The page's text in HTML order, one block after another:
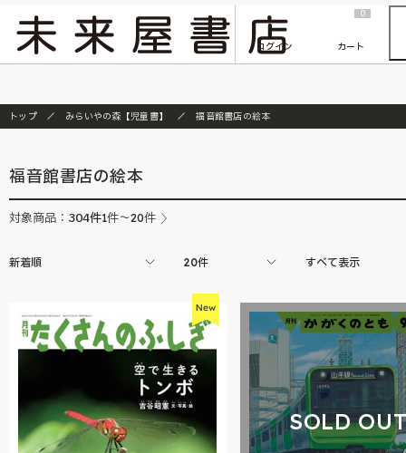
『ONE PIECE magazine 021 ONE PIECEカード付き同梱版』発売延期のご案内
ログイン
0
カート
トップ みらいやの森【児童書】 福音館書店の絵本
福音館書店の絵本
対象商品： 304件1件～20件
新着順 20件 すべて表示
SOLD